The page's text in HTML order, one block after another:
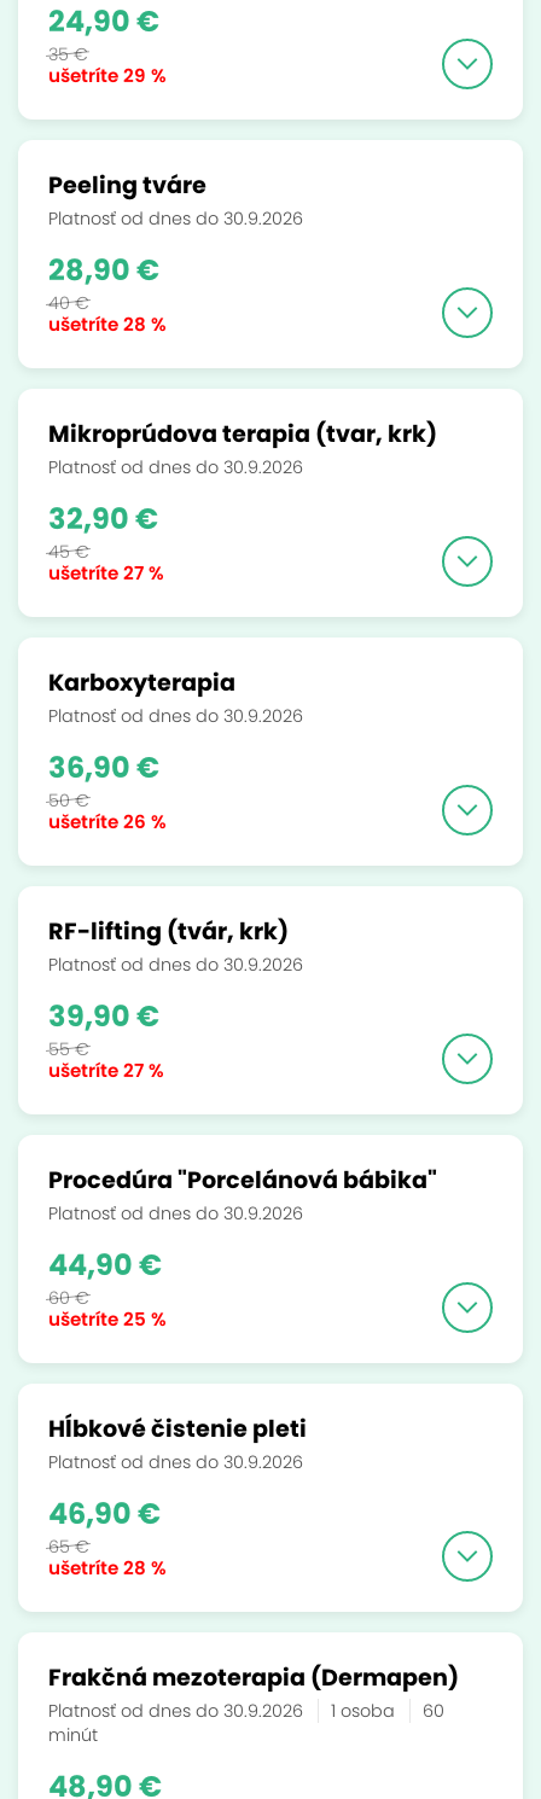
ušetríte29 %
24,90 €
35 €
Peeling tváre
Platnosť od dnes do 30.9.2026
ušetríte28 %
28,90 €
40 €
Mikroprúdova terapia (tvar, krk)
Platnosť od dnes do 30.9.2026
ušetríte27 %
32,90 €
45 €
Karboxyterapia
Platnosť od dnes do 30.9.2026
ušetríte26 %
36,90 €
50 €
RF-lifting (tvár, krk)
Platnosť od dnes do 30.9.2026
ušetríte27 %
39,90 €
55 €
Procedúra "Porcelánová bábika"
Platnosť od dnes do 30.9.2026
ušetríte25 %
44,90 €
60 €
Hĺbkové čistenie pleti
Platnosť od dnes do 30.9.2026
ušetríte28 %
46,90 €
65 €
Frakčná mezoterapia (Dermapen)
Platnosť od dnes do 30.9.2026 1 osoba
60
minút
48,90 €